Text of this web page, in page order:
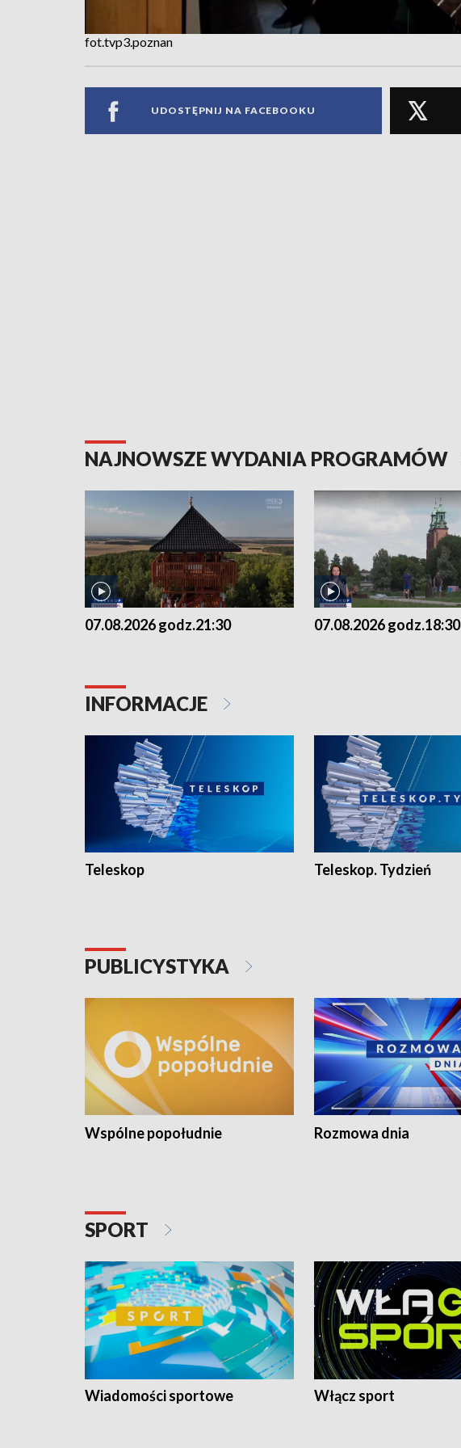
fot.tvp3.poznan
UDOSTĘPNIJ NA FACEBOOKU
NAJNOWSZE WYDANIA PROGRAMÓW
07.08.2026 godz.21:30 07.08.2026 godz.18:30
INFORMACJE
Teleskop Teleskop. Tydzień
PUBLICYSTYKA
Wspólne popołudnie Rozmowa dnia
SPORT
Wiadomości sportowe Włącz sport